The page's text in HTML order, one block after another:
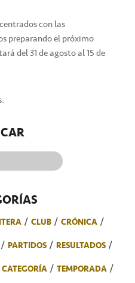
con las
preparando el próximo
del 31 de agosto al 15 de
CLUB
CRÓNICA
PARTIDOS
RESULTADOS
TEMPORADA